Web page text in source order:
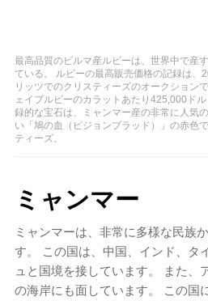
最高品質のビルマ産ルビーは、世界中で産
ている。 ルビーの最高販売価格の記録は、
リッツでのクリスティーズのオークション
ェイプルビーのカラットあたり425,000ド
録的な宝石は、ミャンマー産の非常に人気
い「鳩の血（ピジョンブラッド）」の赤色
ティーズ。
ミャンマー
ミャンマーは、非常に多様な民族
す。 この国は、中国、インド、タ
ュと国境を接しています。 また、
の海岸にも面しています。 この国